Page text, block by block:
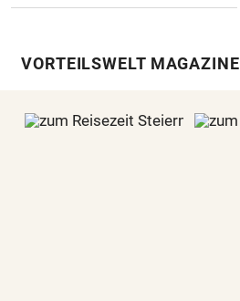
VORTEILSWELT MAGAZINE